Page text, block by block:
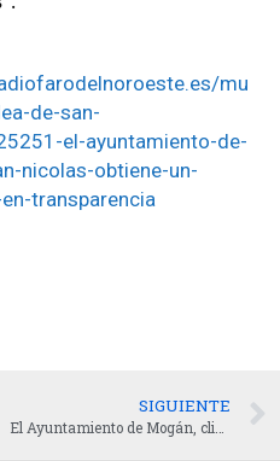
mu
de-san-
el-ayuntamiento-de-
nicolas-obtiene-un-
transparencia
SIGUIENTE